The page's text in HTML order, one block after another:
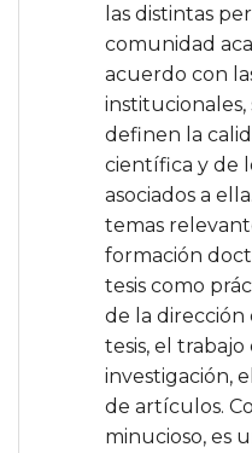
las distintas
comunidad
acuerdo con
institucionales,
definen la
científica y de
asociados a
temas
formación
tesis como
de la dirección
tesis, el
investigación,
de artículos.
minucioso, es